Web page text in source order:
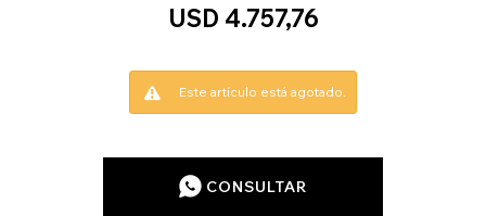
USD 4.757,76
Este artículo está agotado.
CONSULTAR